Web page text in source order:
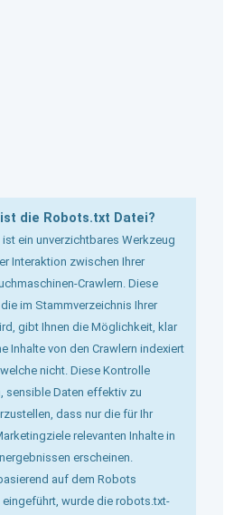
die Robots.txt Datei?
ein unverzichtbares Werkzeug
Interaktion zwischen Ihrer
Crawlern. Diese
im Stammverzeichnis Ihrer
gibt Ihnen die Möglichkeit, klar
Inhalte von den Crawlern indexiert
nicht. Diese Kontrolle
sensible Daten effektiv zu
dass nur die für Ihr
relevanten Inhalte in
erscheinen.
auf dem Robots
wurde die robots.txt-